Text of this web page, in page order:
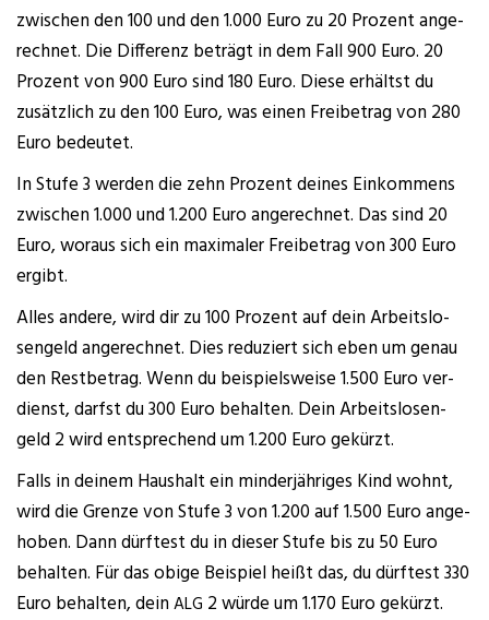
zwi­schen den 100 und den 1.000 Euro zu 20 Pro­zent ange­
rech­net. Die Dif­fe­renz beträgt in dem Fall 900 Euro. 20
Pro­zent von 900 Euro sind 180 Euro. Die­se erhältst du
zusätz­lich zu den 100 Euro, was einen Frei­be­trag von 280
Euro bedeutet.
In Stu­fe 3 wer­den die zehn Pro­zent dei­nes Ein­kom­mens
zwi­schen 1.000 und 1.200 Euro ange­rech­net. Das sind 20
Euro, wor­aus sich ein maxi­ma­ler Frei­be­trag von 300 Euro
ergibt.
Alles ande­re, wird dir zu 100 Pro­zent auf dein Arbeits­lo­
sen­geld ange­rech­net. Dies redu­ziert sich eben um genau
den Rest­be­trag. Wenn du bei­spiels­wei­se 1.500 Euro ver­
dienst, darfst du 300 Euro behal­ten. Dein Arbeits­lo­sen­
geld 2 wird ent­spre­chend um 1.200 Euro gekürzt.
Falls in dei­nem Haus­halt ein min­der­jäh­ri­ges Kind wohnt,
wird die Gren­ze von Stu­fe 3 von 1.200 auf 1.500 Euro ange­
ho­ben. Dann dürf­test du in die­ser Stu­fe bis zu 50 Euro
behal­ten. Für das obi­ge Bei­spiel heißt das, du dürf­test 330
Euro behal­ten, deinALG 2 wür­de um 1.170 Euro gekürzt.